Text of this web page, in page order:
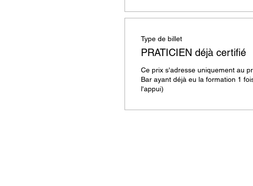
Type de billet
PRATICIEN déjà certifié
Ce prix s'adresse uniquement au
Bar ayant déjà eu la formation 1
l'appui)